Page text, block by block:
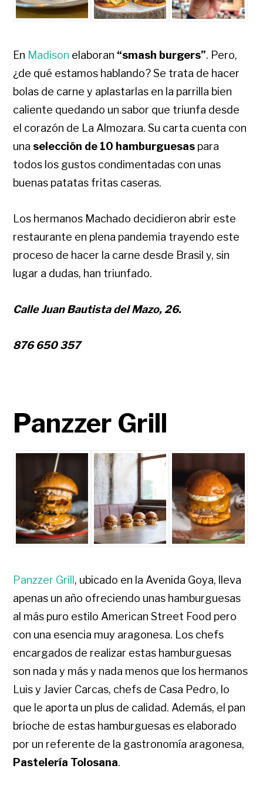
En Madison elaboran “smash burgers”. Pero,
¿de qué estamos hablando? Se trata de hacer
bolas de carne y aplastarlas en la parrilla bien
caliente quedando un sabor que triunfa desde
el corazón de La Almozara. Su carta cuenta con
una selección de 10 hamburguesas para
todos los gustos condimentadas con unas
buenas patatas fritas caseras.
Los hermanos Machado decidieron abrir este
restaurante en plena pandemia trayendo este
proceso de hacer la carne desde Brasil y, sin
lugar a dudas, han triunfado.
Calle Juan Bautista del Mazo, 26.
876 650 357
Panzzer Grill
Panzzer Grill, ubicado en la Avenida Goya, lleva
apenas un año ofreciendo unas hamburguesas
al más puro estilo American Street Food pero
con una esencia muy aragonesa. Los chefs
encargados de realizar estas hamburguesas
son nada y más y nada menos que los hermanos
Luis y Javier Carcas, chefs de Casa Pedro, lo
que le aporta un plus de calidad. Además, el pan
brioche de estas hamburguesas es elaborado
por un referente de la gastronomía aragonesa,
Pastelería Tolosana.